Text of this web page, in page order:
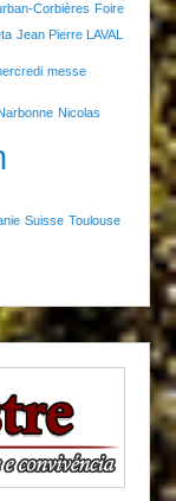
Corbières Foire
Jean Pierre LAVAL
messe
Nicolas
Suisse Toulouse